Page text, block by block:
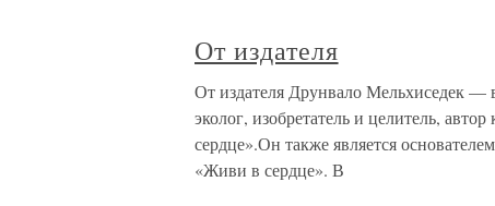
От издателя
От издателя Друнвало Мельхиседек —
эколог, изобретатель и целитель,
сердце».Он также является
«Живи в сердце». В